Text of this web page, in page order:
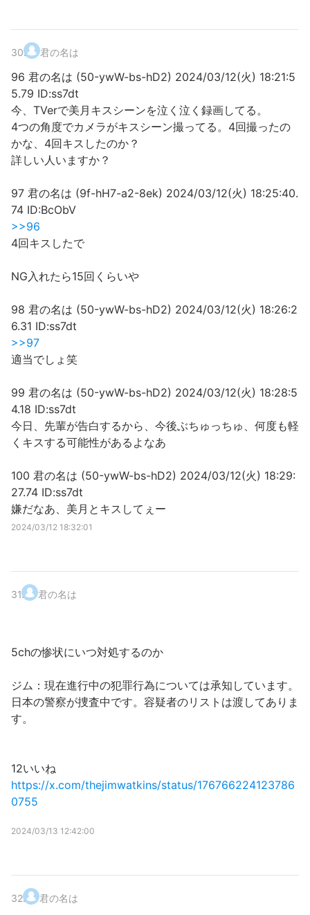
30. 君の名は
96 君の名は (50-ywW-bs-hD2) 2024/03/12(火) 18:21:5
5.79 ID:ss7dt
今、TVerで美月キスシーンを泣く泣く録画してる。
4つの角度でカメラがキスシーン撮ってる。4回撮ったの
かな、4回キスしたのか？
詳しい人いますか？
97 君の名は (9f-hH7-a2-8ek) 2024/03/12(火) 18:25:40.
74 ID:BcObV
>>96
4回キスしたで
NG入れたら15回くらいや
98 君の名は (50-ywW-bs-hD2) 2024/03/12(火) 18:26:2
6.31 ID:ss7dt
>>97
適当でしょ笑
99 君の名は (50-ywW-bs-hD2) 2024/03/12(火) 18:28:5
4.18 ID:ss7dt
今日、先輩が告白するから、今後ぶちゅっちゅ、何度も軽
くキスする可能性があるよなあ
100 君の名は (50-ywW-bs-hD2) 2024/03/12(火) 18:29:
27.74 ID:ss7dt
嫌だなあ、美月とキスしてぇー
2024/03/12 18:32:01
31. 君の名は
5chの惨状にいつ対処するのか
ジム：現在進行中の犯罪行為については承知しています。
日本の警察が捜査中です。容疑者のリストは渡してありま
す。
12いいね
https://x.com/thejimwatkins/status/176766224123786
0755
2024/03/13 12:42:00
32. 君の名は